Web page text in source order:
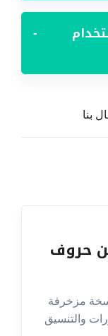
−
بنا
حروف
مزخرفة
والتنسيق